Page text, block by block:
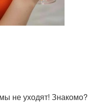
не уходят! Знакомо?